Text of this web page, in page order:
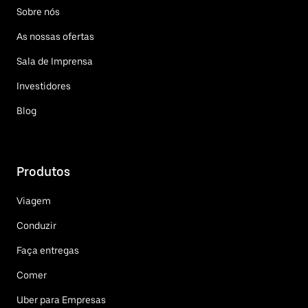
Sobre nós
As nossas ofertas
Sala de Imprensa
Investidores
Blog
Produtos
Viagem
Conduzir
Faça entregas
Comer
Uber para Empresas